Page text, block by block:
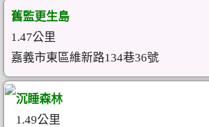
舊監更生島
1.47公里
嘉義市東區維新路134巷36號
沉睡森林
1.49公里